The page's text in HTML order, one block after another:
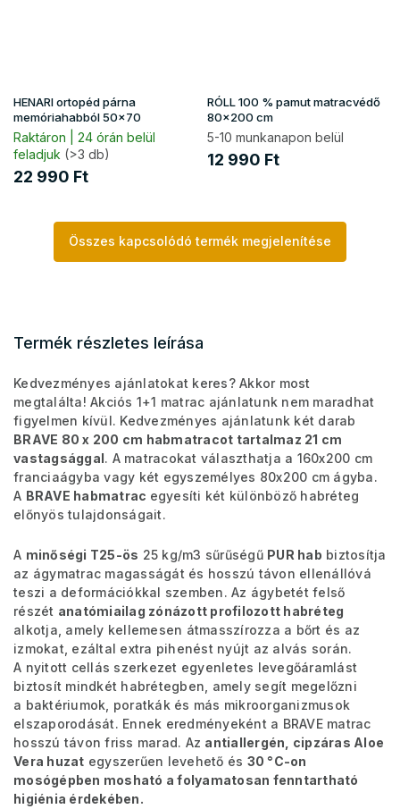
HENARI ortopéd párna
memóriahabból 50x70
Raktáron | 24 órán belül
feladjuk (>3 db)
22 990 Ft
RÓLL 100 % pamut matracvédő
80x200 cm
5-10 munkanapon belül
12 990 Ft
Összes kapcsolódó termék megjelenítése
Termék részletes leírása
Kedvezményes ajánlatokat keres? Akkor most
megtalálta! Akciós 1+1 matrac ajánlatunk nem maradhat
figyelmen kívül. Kedvezményes ajánlatunk két darab
BRAVE 80 x 200 cm habmatracot tartalmaz 21 cm
vastagsággal. A matracokat választhatja a 160x200 cm
franciaágyba vagy két egyszemélyes 80x200 cm ágyba.
A BRAVE habmatrac egyesíti két különböző habréteg
előnyös tulajdonságait.
A minőségi T25-ös 25 kg/m3 sűrűségű PUR hab biztosítja
az ágymatrac magasságát és hosszú távon ellenállóvá
teszi a deformációkkal szemben. Az ágybetét felső
részét anatómiailag zónázott profilozott habréteg
alkotja, amely kellemesen átmasszírozza a bőrt és az
izmokat, ezáltal extra pihenést nyújt az alvás során.
A nyitott cellás szerkezet egyenletes levegőáramlást
biztosít mindkét habrétegben, amely segít megelőzni
a baktériumok, poratkák és más mikroorganizmusok
elszaporodását. Ennek eredményeként a BRAVE matrac
hosszú távon friss marad. Az antiallergén, cipzáras Aloe
Vera huzat egyszerűen levehető és 30 °C-on
mosógépben mosható a folyamatosan fenntartható
higiénia érdekében.